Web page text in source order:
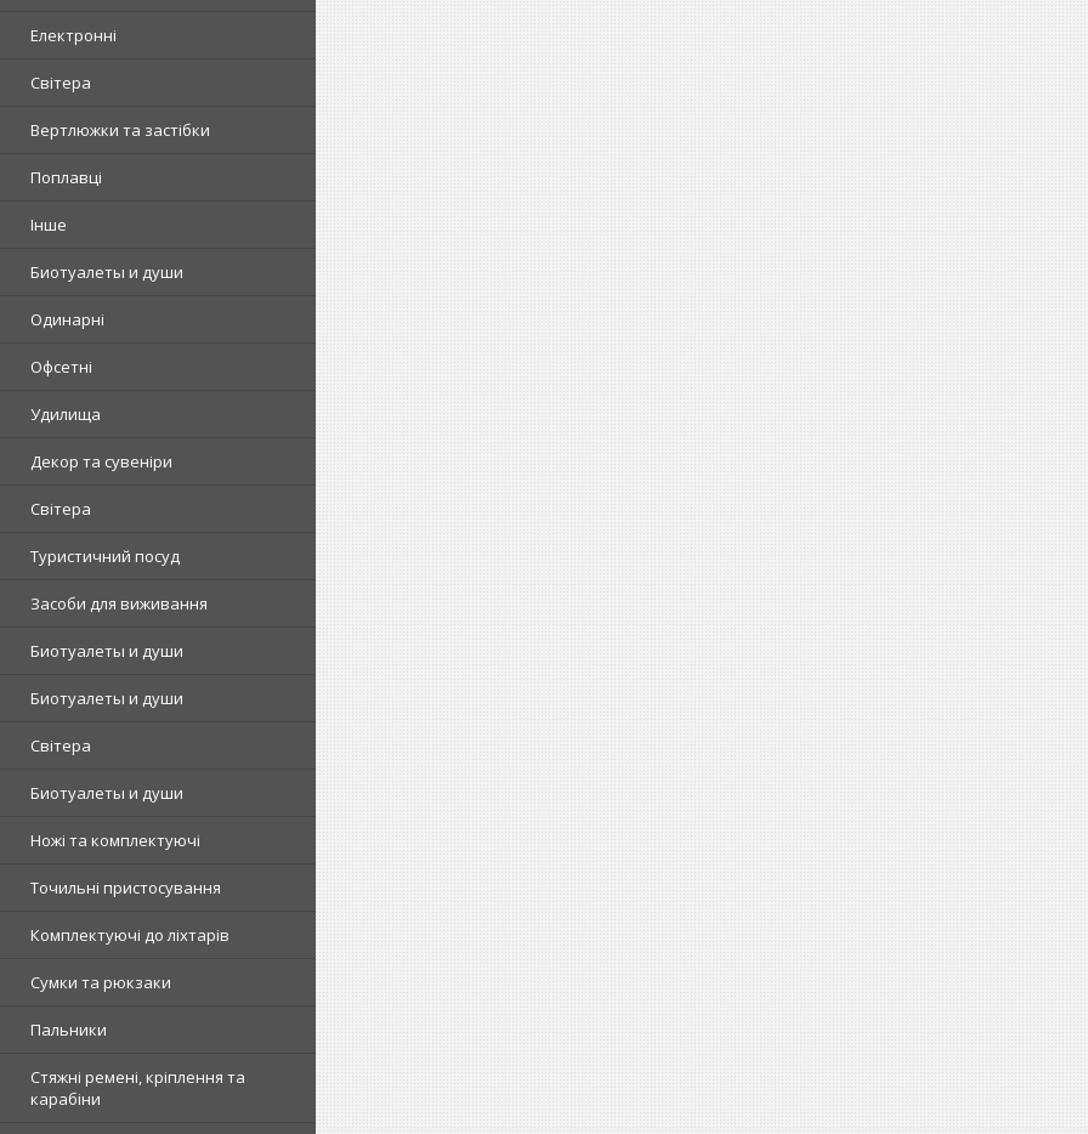
Електронні
Світера
Вертлюжки та застібки
Поплавці
Інше
Биотуалеты и души
Одинарні
Офсетні
Удилища
Декор та сувеніри
Світера
Туристичний посуд
Засоби для виживання
Биотуалеты и души
Биотуалеты и души
Світера
Биотуалеты и души
Ножі та комплектуючі
Точильні пристосування
Комплектуючі до ліхтарів
Сумки та рюкзаки
Пальники
Стяжні ремені, кріплення та
карабіни